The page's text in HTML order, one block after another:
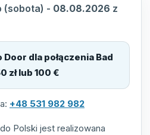
(sobota) - 08.08.2026 z
Door dla połączenia Bad
zł lub 100 €
+48 531 982 982
Polski jest realizowana